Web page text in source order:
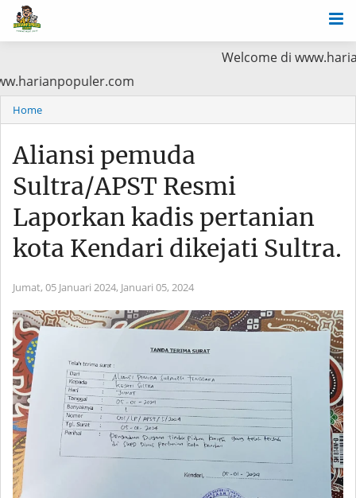
Welcome di
di www.harianpopuler.com
Home
Aliansi pemuda
Sultra/APST Resmi
Laporkan kadis pertanian
kota Kendari dikejati Sultra.
Jumat, 05 Januari 2024, Januari 05, 2024